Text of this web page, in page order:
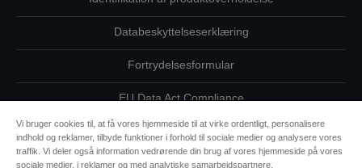
Databeskyttelseserklæring
Fortrydelsesformular
EU Data Act Compliance
Kontakt os vedrørende dine data
Oplysninger om cookies
Vi bruger cookies til, at få vores hjemmeside til at virke ordentligt, personalisere
indhold og reklamer, tilbyde funktioner i forhold til sociale medier og analysere vores
traffik. Vi deler også information vedrørende din brug af vores hjemmeside på vores
sociale medier, i reklamer og med analytiske samarbejdspartnere.